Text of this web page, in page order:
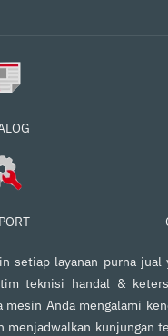
setiap layanan purna jual
teknisi handal &
mesin Anda mengalami
menjadwalkan kunjungan